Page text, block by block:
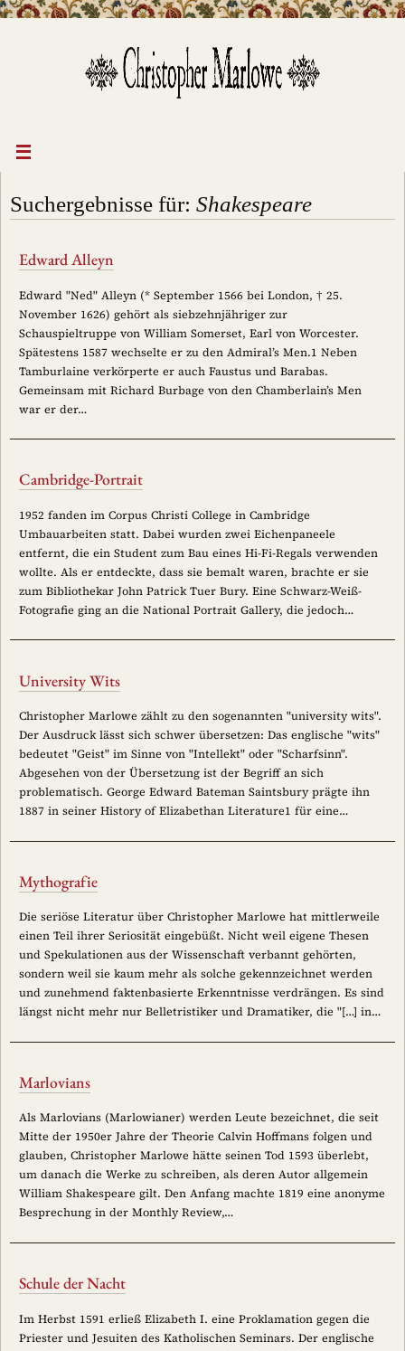
Suchergebnisse für: Shakespeare
Edward Alleyn
Edward "Ned" Alleyn (* September 1566 bei London, † 25.
November 1626) gehört als siebzehnjähriger zur
Schauspieltruppe von William Somerset, Earl von Worcester.
Spätestens 1587 wechselte er zu den Admiral’s Men.1 Neben
Tamburlaine verkörperte er auch Faustus und Barabas.
Gemeinsam mit Richard Burbage von den Chamberlain’s Men
war er der…
Cambridge-Portrait
1952 fanden im Corpus Christi College in Cambridge
Umbauarbeiten statt. Dabei wurden zwei Eichenpaneele
entfernt, die ein Student zum Bau eines Hi-Fi-Regals verwenden
wollte. Als er entdeckte, dass sie bemalt waren, brachte er sie
zum Bibliothekar John Patrick Tuer Bury. Eine Schwarz-Weiß-
Fotografie ging an die National Portrait Gallery, die jedoch…
University Wits
Christopher Marlowe zählt zu den sogenannten "university wits".
Der Ausdruck lässt sich schwer übersetzen: Das englische "wits"
bedeutet "Geist" im Sinne von "Intellekt" oder "Scharfsinn".
Abgesehen von der Übersetzung ist der Begriff an sich
problematisch. George Edward Bateman Saintsbury prägte ihn
1887 in seiner History of Elizabethan Literature1 für eine…
Mythografie
Die seriöse Literatur über Christopher Marlowe hat mittlerweile
einen Teil ihrer Seriosität eingebüßt. Nicht weil eigene Thesen
und Spekulationen aus der Wissenschaft verbannt gehörten,
sondern weil sie kaum mehr als solche gekennzeichnet werden
und zunehmend faktenbasierte Erkenntnisse verdrängen. Es sind
längst nicht mehr nur Belletristiker und Dramatiker, die "[…] in…
Marlovians
Als Marlovians (Marlowianer) werden Leute bezeichnet, die seit
Mitte der 1950er Jahre der Theorie Calvin Hoffmans folgen und
glauben, Christopher Marlowe hätte seinen Tod 1593 überlebt,
um danach die Werke zu schreiben, als deren Autor allgemein
William Shakespeare gilt. Den Anfang machte 1819 eine anonyme
Besprechung in der Monthly Review,…
Schule der Nacht
Im Herbst 1591 erließ Elizabeth I. eine Proklamation gegen die
Priester und Jesuiten des Katholischen Seminars. Der englische